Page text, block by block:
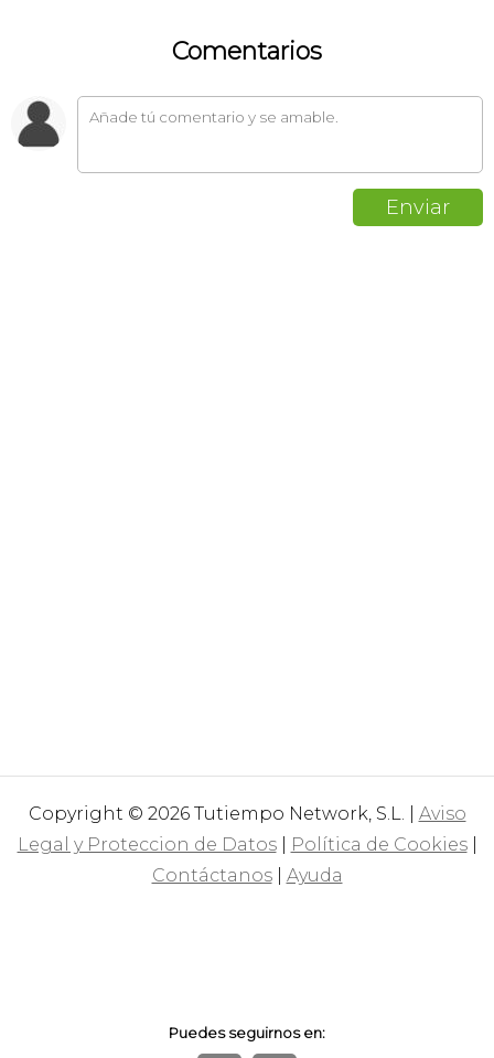
Comentarios
Copyright © 2026 Tutiempo Network, S.L. | Aviso
Legal y Proteccion de Datos| Política de Cookies|
Contáctanos| Ayuda
Puedes seguirnos en: